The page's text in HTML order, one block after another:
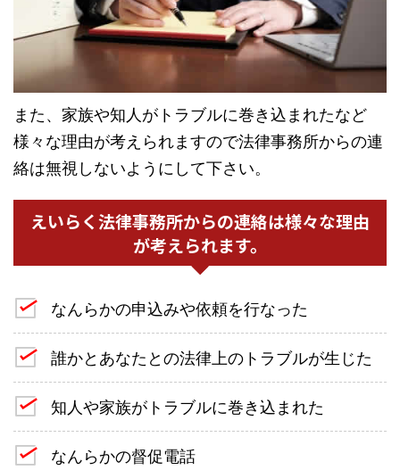
また、家族や知人がトラブルに巻き込まれたなど
様々な理由が考えられますので法律事務所からの連
絡は無視しないようにして下さい。
えいらく法律事務所からの連絡は様々な理由
が考えられます。
なんらかの申込みや依頼を行なった
誰かとあなたとの法律上のトラブルが生じた
知人や家族がトラブルに巻き込まれた
なんらかの督促電話